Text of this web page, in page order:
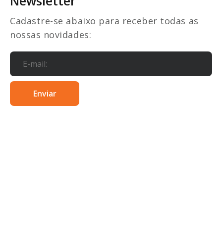
Cadastre-se abaixo para receber todas as
nossas novidades: